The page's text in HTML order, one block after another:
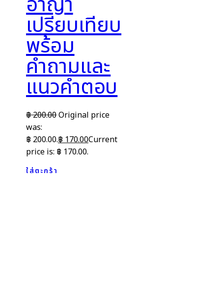
เปรียบเทียบ
พร้อม
คำถามและ
แนวคำตอบ
฿200.00Original price
was:
฿ 200.00.฿170.00Current
price is: ฿ 170.00.
ใส่ตะกร้า